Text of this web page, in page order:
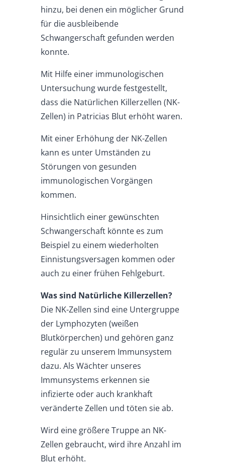
hinzu, bei denen ein möglicher Grund
für die ausbleibende
Schwangerschaft gefunden werden
konnte.
Mit Hilfe einer immunologischen
Untersuchung wurde festgestellt,
dass die Natürlichen Killerzellen (NK-
Zellen) in Patricias Blut erhöht waren.
Mit einer Erhöhung der NK-Zellen
kann es unter Umständen zu
Störungen von gesunden
immunologischen Vorgängen
kommen.
Hinsichtlich einer gewünschten
Schwangerschaft könnte es zum
Beispiel zu einem wiederholten
Einnistungsversagen kommen oder
auch zu einer frühen Fehlgeburt.
Was sind Natürliche Killerzellen?
Die NK-Zellen sind eine Untergruppe
der Lymphozyten (weißen
Blutkörperchen) und gehören ganz
regulär zu unserem Immunsystem
dazu. Als Wächter unseres
Immunsystems erkennen sie
infizierte oder auch krankhaft
veränderte Zellen und töten sie ab.
Wird eine größere Truppe an NK-
Zellen gebraucht, wird ihre Anzahl im
Blut erhöht.